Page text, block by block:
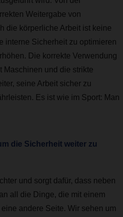
Weitergabe von
die körperliche Arbeit ist keine
interne Sicherheit zu optimieren
Die korrekte Verwendung
Maschinen und die strikte
seine Arbeit sicher zu
Es ist wie im Sport: Man
die Sicherheit weiter zu
und sorgt dafür, dass neben
all die Dinge, die mit einem
andere Seite. Wir sehen um